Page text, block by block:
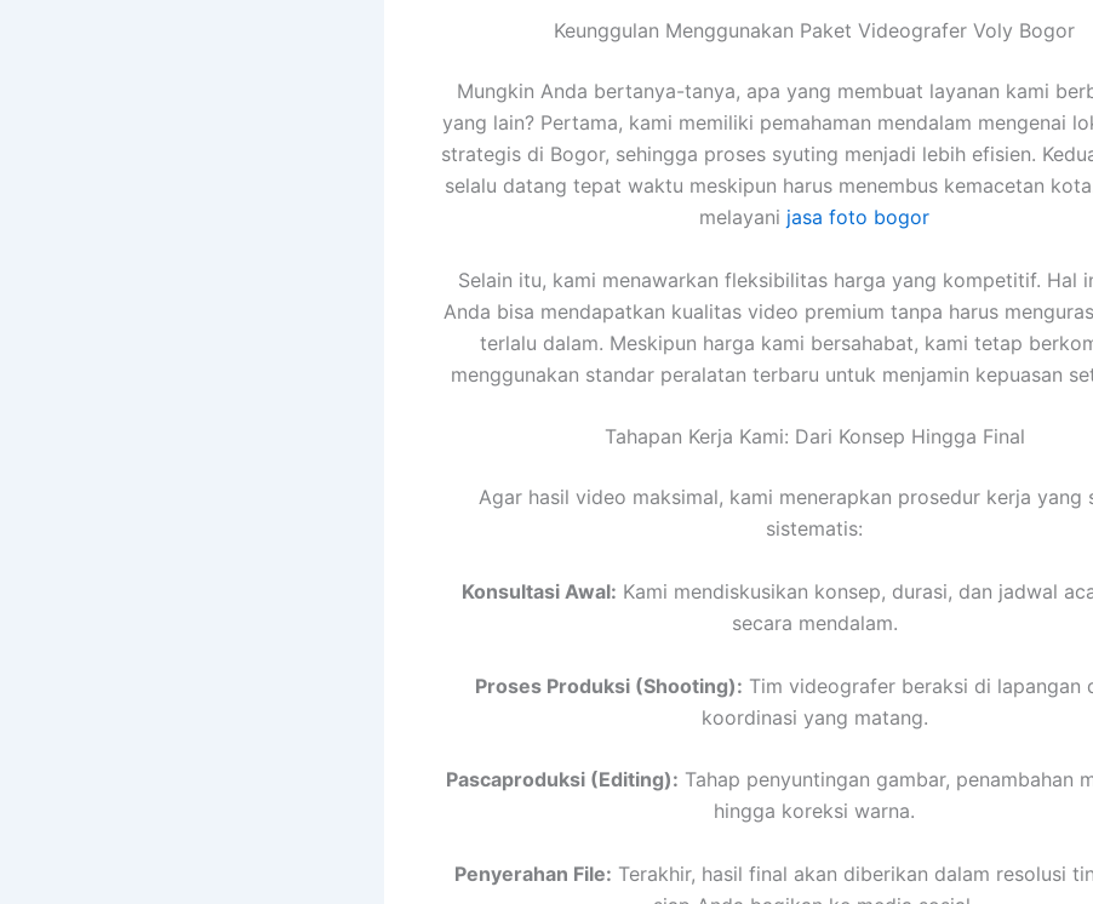
Keunggulan Menggunakan Paket Videografer Voly Bogor
Mungkin Anda bertanya-tanya, apa yang membuat layanan kami
yang lain? Pertama, kami memiliki pemahaman mendalam mengenai
strategis di Bogor, sehingga proses syuting menjadi lebih efisien.
selalu datang tepat waktu meskipun harus menembus kemacetan
melayani jasa foto bogor
Selain itu, kami menawarkan fleksibilitas harga yang kompetitif. Hal
Anda bisa mendapatkan kualitas video premium tanpa harus
terlalu dalam. Meskipun harga kami bersahabat, kami tetap
menggunakan standar peralatan terbaru untuk menjamin kepuasan
Tahapan Kerja Kami: Dari Konsep Hingga Final
Agar hasil video maksimal, kami menerapkan prosedur kerja yang
sistematis:
Konsultasi Awal: Kami mendiskusikan konsep, durasi, dan jadwal
secara mendalam.
Proses Produksi (Shooting): Tim videografer beraksi di lapangan
koordinasi yang matang.
Pascaproduksi (Editing): Tahap penyuntingan gambar, penambahan
hingga koreksi warna.
Penyerahan File: Terakhir, hasil final akan diberikan dalam resolusi